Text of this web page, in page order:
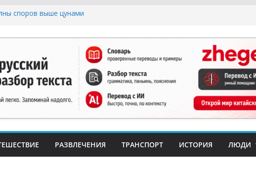
споров выше цунами
по Русским и
не Найти Творог,
Нумерология и
Китая
РАЗВЛЕЧЕНИЯ ТРАНСПОРТ ИСТОРИЯ ЛЮДИ